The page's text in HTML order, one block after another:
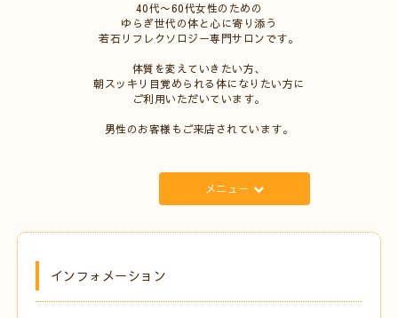
40代〜60代女性のための
ゆらぎ世代の体と心に寄り添う
若石リフレクソロジー専門サロンです。
体質を変えていきたい方、
朝スッキリ目覚められる体になりたい方に
ご利用いただいています。
男性のお客様もご来店されています。
メニュー
インフォメーション